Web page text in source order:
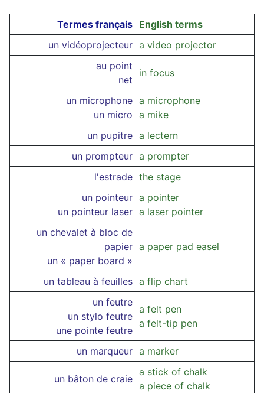
Termes français English terms
un vidéoprojecteur a video projector
au point
net
in focus
un microphone
un micro
a microphone
a mike
un pupitre a lectern
un prompteur a prompter
l'estrade the stage
un pointeur
un pointeur laser
a pointer
a laser pointer
un chevalet à bloc de
papier
un « paper board »
a paper pad easel
un tableau à feuilles a flip chart
un feutre
un stylo feutre
une pointe feutre
a felt pen
a felt-tip pen
un marqueur a marker
un bâton de craie
a stick of chalk
a piece of chalk